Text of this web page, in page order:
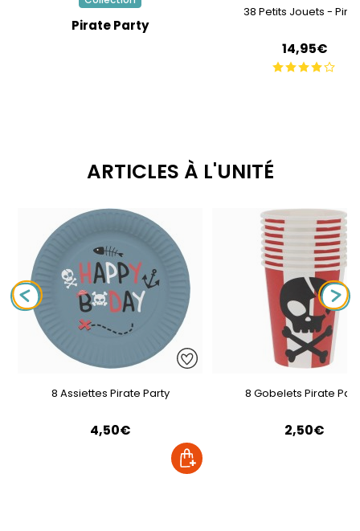
Pirate Party
38 Petits Jouets -
14,95€
ARTICLES À L'UNITÉ
8 Assiettes Pirate Party
4,50€
8 Gobelets Pirate
2,50€